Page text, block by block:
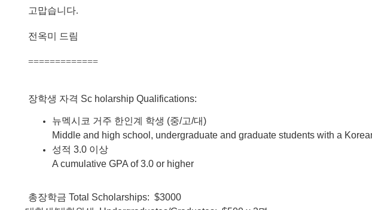
고맙습니다.
전옥미 드림
=============
장학생 자격 Sc holarship Qualifications:
뉴멕시코 거주 한인계 학생 (중/고/대)
Middle and high school, undergraduate and graduate students with a
성적 3.0 이상
A cumulative GPA of 3.0 or higher
총장학금 Total Scholarships: $3000